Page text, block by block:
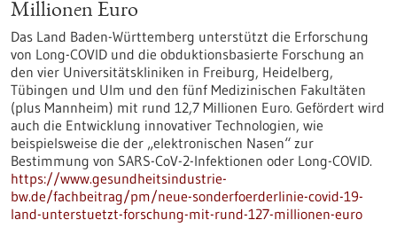
Millionen Euro
Das Land Baden-Württemberg unterstützt die Erforschung
von Long-COVID und die obduktionsbasierte Forschung an
den vier Universitätskliniken in Freiburg, Heidelberg,
Tübingen und Ulm und den fünf Medizinischen Fakultäten
(plus Mannheim) mit rund 12,7 Millionen Euro. Gefördert wird
auch die Entwicklung innovativer Technologien, wie
beispielsweise die der „elektronischen Nasen“ zur
Bestimmung von SARS-CoV-2-Infektionen oder Long-COVID.
https://www.gesundheitsindustrie-
bw.de/fachbeitrag/pm/neue-sonderfoerderlinie-covid-19-
land-unterstuetzt-forschung-mit-rund-127-millionen-euro